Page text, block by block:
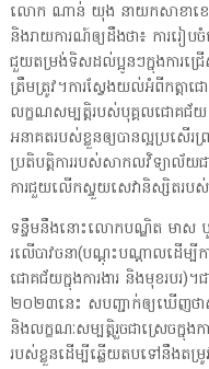
លោក ណាន់ យុង នាយកសាខាខេត្
និងរាយការណ៍ឲ្យដឹងថា៖ ការរ
ជួយតម្រង់ទិសដល់ប្អូនៗក្នុងការជ្រ
ត្រឹមត្រូវ។ការស្វែងយល់អំពីកត្តា
លក្ខណសម្បត្តិរបស់បុគ្គលជោគជ័យ
អនាគតរបស់ខ្លួនឲ្យបានល្អប្រសើរ
ប្រតិបត្តិការរបស់សាកលវិទ្យាល័យ
ការជួយលើកស្ទួយសេវានិស្សិតរប
ទន្ទឹមនឹងនោះលោកបណ្ឌិត មាស
រលើបាវចនា(បណ្ដុះបណ្ដាលដើម្បី
ជោគជ័យក្នុងការងារ និងមុខរបរ
២០២៣នេះ សបញ្ជាក់ឲ្យឃើញថា
និងលក្ខណៈសម្បត្តិរួចជាស្រេចក្នុង
របស់ខ្លួនដើម្បីឆ្លើយតបទៅនឹងតម្រូវ